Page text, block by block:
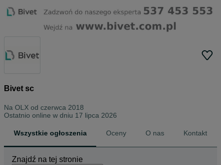
Bivet sc
Na OLX od czerwca 2018
Ostatnio online w dniu 17 lipca 2026
Wszystkie ogłoszenia Oceny O nas Kontakt
Znajdź na tej stronie